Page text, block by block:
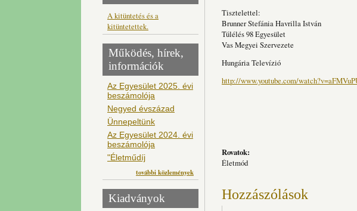
A kitüntetés és a
kitüntetettek.
Működés, hírek,
információk
Az Egyesület 2025. évi
beszámolója
Negyed évszázad
Ünnepeltünk
Az Egyesület 2024. évi
beszámolója
"Életműdíj
további közlemények
Kiadványok
Tisztelettel:
Brunner Stefánia Havrilla István
Túlélés 98 Egyesület
Vas Megyei Szervezete
Hungária Televízió
http://www.youtube.com/
Rovatok:
Életmód
Hozzászólások